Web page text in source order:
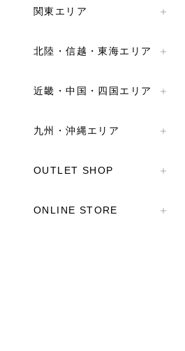
関東エリア
北陸・信越・東海エリア
近畿・中国・四国エリア
九州・沖縄エリア
OUTLET SHOP
ONLINE STORE